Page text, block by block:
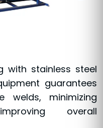
with stainless steel
guarantees
welds, minimizing
overall